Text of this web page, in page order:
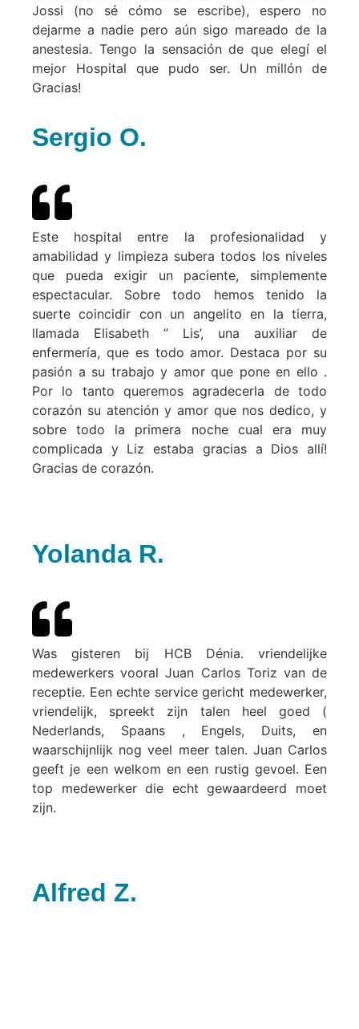
Jossi (no sé cómo se escribe), espero no
dejarme a nadie pero aún sigo mareado de la
anestesia. Tengo la sensación de que elegí el
mejor Hospital que pudo ser. Un millón de
Gracias!
Sergio O.
Este hospital entre la profesionalidad y
amabilidad y limpieza subera todos los niveles
que pueda exigir un paciente, simplemente
espectacular. Sobre todo hemos tenido la
suerte coincidir con un angelito en la tierra,
llamada Elisabeth ” Lis’, una auxiliar de
enfermería, que es todo amor. Destaca por su
pasión a su trabajo y amor que pone en ello .
Por lo tanto queremos agradecerla de todo
corazón su atención y amor que nos dedico, y
sobre todo la primera noche cual era muy
complicada y Liz estaba gracias a Dios allí!
Gracias de corazón.
Yolanda R.
Was gisteren bij HCB Dénia. vriendelijke
medewerkers vooral Juan Carlos Toriz van de
receptie. Een echte service gericht medewerker,
vriendelijk, spreekt zijn talen heel goed (
Nederlands, Spaans , Engels, Duits, en
waarschijnlijk nog veel meer talen. Juan Carlos
geeft je een welkom en een rustig gevoel. Een
top medewerker die echt gewaardeerd moet
zijn.
Alfred Z.